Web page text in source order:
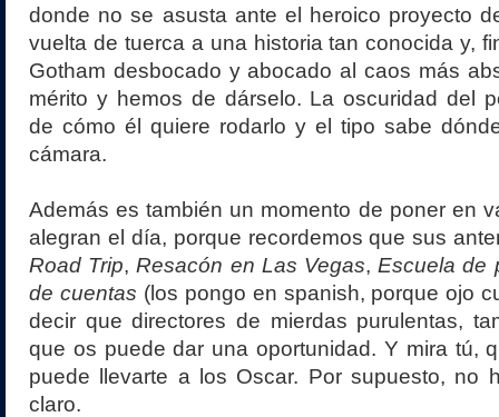
donde no se asusta ante el heroico proyecto
vuelta de tuerca a una historia tan conocida y,
Gotham desbocado y abocado al caos más
mérito y hemos de dárselo. La oscuridad del
de cómo él quiere rodarlo y el tipo sabe
cámara.
Además es también un momento de poner en
alegran el día, porque recordemos que sus
Road Trip,Resacón en Las Vegas,Escuela de
de cuentas (los pongo en spanish, porque ojo
decir que directores de mierdas purulentas,
que os puede dar una oportunidad. Y mira tú,
puede llevarte a los Oscar. Por supuesto, no
claro.